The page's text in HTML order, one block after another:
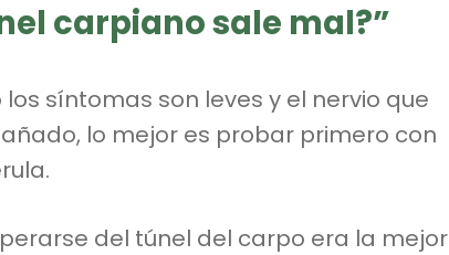
carpiano sale mal?”
síntomas son leves y el nervio que
lo mejor es probar primero con
del túnel del carpo era la mejor